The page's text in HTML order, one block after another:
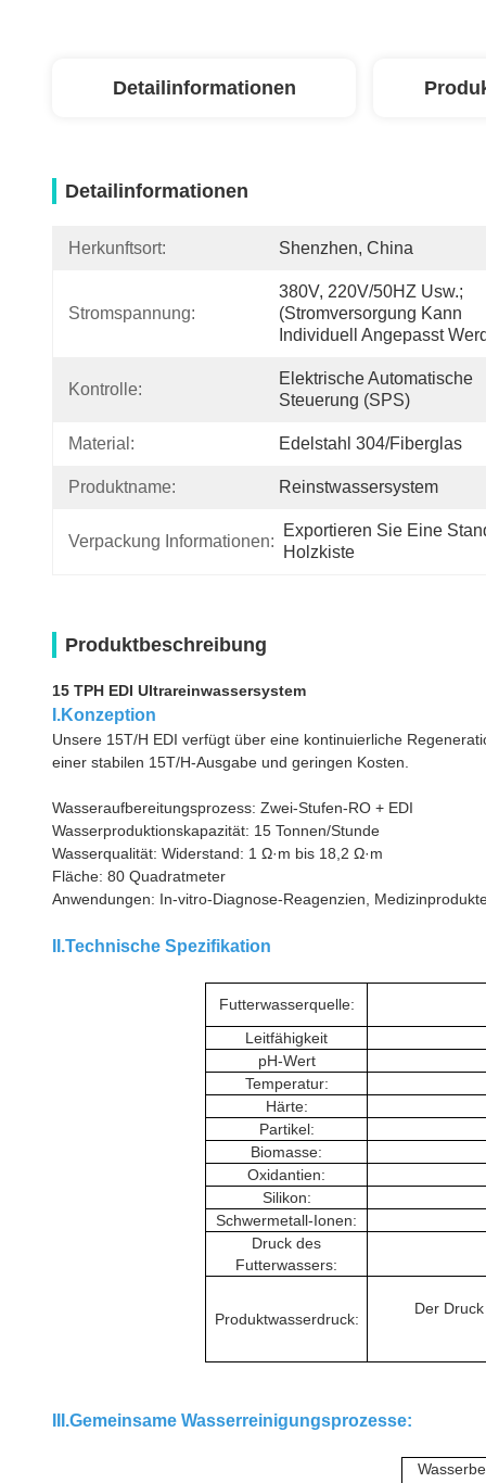
Detailinformationen
Detailinformationen
Herkunftsort: Shenzhen, China
Stromspannung:
380V, 220V/50HZ Usw.;
(Stromversorgung Kann
Individuell Angepasst
Kontrolle:
Elektrische Automatische
Steuerung (SPS)
Material: Edelstahl 304/Fiberglas
Produktname: Reinstwassersystem
Verpackung Informationen:
Exportieren Sie Eine
Holzkiste
Produktbeschreibung
15 TPH EDI Ultrareinwassersystem
I.Konzeption
Unsere 15T/H EDI verfügt über eine kontinuierliche
einer stabilen 15T/H-Ausgabe und geringen Kosten.
Wasseraufbereitungsprozess: Zwei-Stufen-RO + EDI
Wasserproduktionskapazität: 15 Tonnen/Stunde
Wasserqualität: Widerstand: 1 Ω·m bis 18,2 Ω·m
Fläche: 80 Quadratmeter
Anwendungen: In-vitro-Diagnose-Reagenzien,
II.Technische Spezifikation
Futterwasserquelle:
Leitfähigkeit
pH-Wert
Temperatur:
Härte:
Partikel:
Biomasse:
Oxidantien:
Silikon:
Schwermetall-Ionen:
Druck des
Futterwassers:
Produktwasserdruck:
Der
III.Gemeinsame Wasserreinigungsprozesse: